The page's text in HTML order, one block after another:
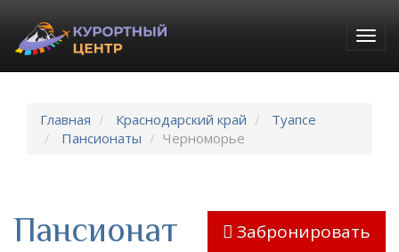
Главная Краснодарский край
Туапсе
Пансионаты
Черноморье
Забронировать
Пансионат